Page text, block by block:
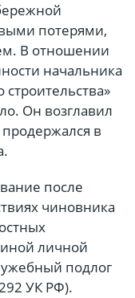
потерями,
В отношении
начальника
Он возглавил
в
после
чиновника
личной
подлог
УК РФ).